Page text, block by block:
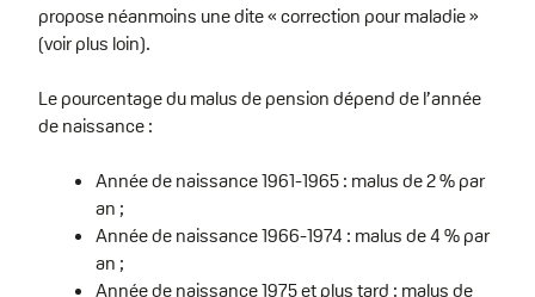
propose néanmoins une dite « correction pour maladie »
(voir plus loin).
Le pourcentage du malus de pension dépend de l’année
de naissance :
Année de naissance 1961-1965 : malus de 2 % par
an ;
Année de naissance 1966-1974 : malus de 4 % par
an ;
Année de naissance 1975 et plus tard : malus de